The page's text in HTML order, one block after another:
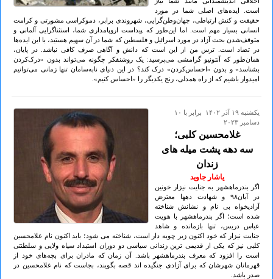
است. ایده‌های اصلی شما در مورد
حقیقت و کنش ارتباطی، جهان‌وطن‌گرایی، شهروندی برابر، دموکراسی مشورتی و کرامت
انسانی بسیار مهم است. اما این‌طور که پیداست اروپامداری شما، استثناگرایی آلمانی و
متوقف‌شدن بحث آزاد در مورد اسرائیل و فلسطین که شما در آن سهیم هستید، با این ایده‌ها
در تضاد است. ترس من از این است که دانش و آگاهی صرف کافی نباشد. در پایان،
همان‌طور که آنتونیو گرامشی می‌پرسید: یک روشنفکر چگونه می‌تواند بدون «درک‌کردن
بشناسد» و بدون «احساس‌کردن» درک کند؟ در این دنیای نابه‌سامان تنها زمانی می‌توانیم
امیدوار باشیم که از راه همدلی، رنج یکدیگر را «احساس کنیم».
يكشنبه ۱۹ آذر ۱۴۰۲ برابر با ۱۰
دسامبر ۲۰۲۳
غلامحسین کلبی؛
سه دهه پشت میله های
زندان
یاشار جاوید
اگر بندرماهشهر به جنایت نیزار خونین
در آبان۹۸ و شهادت دهها معترض
آزادیخواه بی نام و نشانش شناخته
شده است؛ اگر بندرماهشهر با هویت
عباس دریس، تنها بازمانده و شاهد
جنایت نیزار که خود اکنون زیر چوبه دار است، شناخته می شود؛ باید اکنون نام غلامحسین
کلبی نیز که یکی از قدیمی ترین زندانی سیاسی دو دوران استبداد سیاه ولایی و سلطنتی
است را افزود که معرف بندرماهشهر باشد. آن زمان که مادران برای بچه‌های خود از
قهرمانان شهرشان که برای آزادی جنگیده اند قصه بگویند، بجاست که نام غلامحسین در
صدر باشد.